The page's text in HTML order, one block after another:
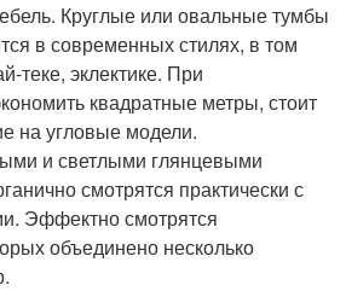
Круглые или овальные тумбы
в современных стилях, в том
теке, эклектике. При
квадратные метры, стоит
на угловые модели.
и светлыми глянцевыми
смотрятся практически с
Эффектно смотрятся
объединено несколько